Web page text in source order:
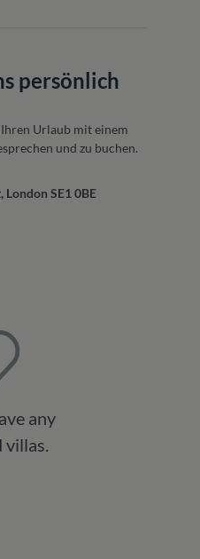
any
persönlich
Urlaub mit einem
und zu buchen.
SE1 0BE